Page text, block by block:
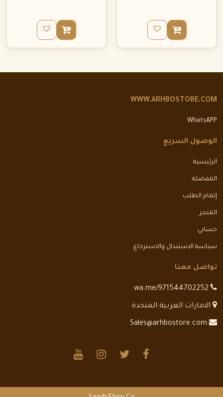
WWW.ARHBOSTORE.COM
WhatsAPP
الوصول السريع
الرئيسية
المفضلة
إتمام الطلب
المتجر
حسابي
سياسة الاستبدال والاسترجاع
تواصل معنا
الامارات العربية المتحدة